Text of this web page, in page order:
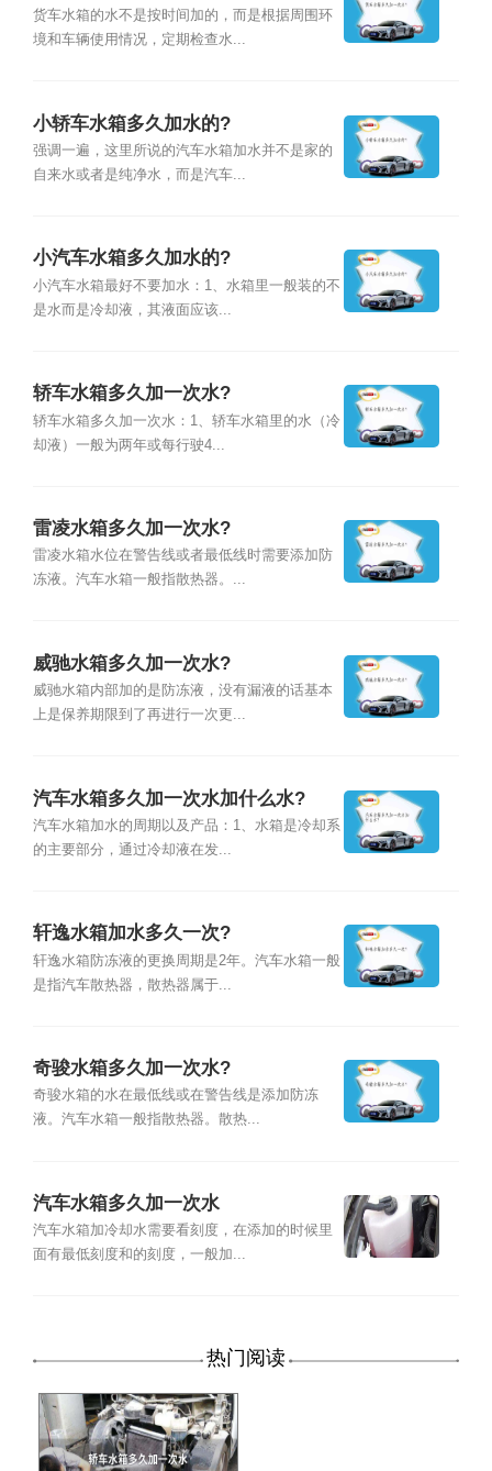
货车水箱的水不是按时间加的，而是根据周围环
境和车辆使用情况，定期检查水...
小轿车水箱多久加水的?
强调一遍，这里所说的汽车水箱加水并不是家的
自来水或者是纯净水，而是汽车...
小汽车水箱多久加水的?
小汽车水箱最好不要加水：1、水箱里一般装的不
是水而是冷却液，其液面应该...
轿车水箱多久加一次水?
轿车水箱多久加一次水：1、轿车水箱里的水（冷
却液）一般为两年或每行驶4...
雷凌水箱多久加一次水?
雷凌水箱水位在警告线或者最低线时需要添加防
冻液。汽车水箱一般指散热器。...
威驰水箱多久加一次水?
威驰水箱内部加的是防冻液，没有漏液的话基本
上是保养期限到了再进行一次更...
汽车水箱多久加一次水加什么水?
汽车水箱加水的周期以及产品：1、水箱是冷却系
的主要部分，通过冷却液在发...
轩逸水箱加水多久一次?
轩逸水箱防冻液的更换周期是2年。汽车水箱一般
是指汽车散热器，散热器属于...
奇骏水箱多久加一次水?
奇骏水箱的水在最低线或在警告线是添加防冻
液。汽车水箱一般指散热器。散热...
汽车水箱多久加一次水
汽车水箱加冷却水需要看刻度，在添加的时候里
面有最低刻度和的刻度，一般加...
热门阅读